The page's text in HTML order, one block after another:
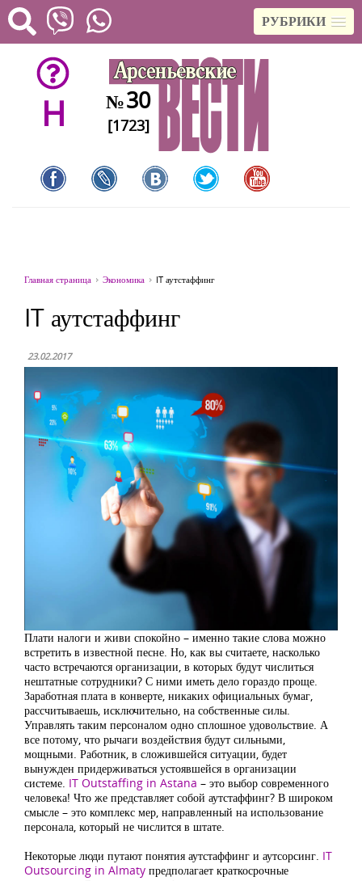
РУБРИКИ
H №30
[1723]
Главная страница Экономика IT аутстаффинг
IT аутстаффинг
23.02.2017
Плати налоги и живи спокойно – именно такие слова можно
встретить в известной песне. Но, как вы считаете, насколько
часто встречаются организации, в которых будут числиться
нештатные сотрудники? С ними иметь дело гораздо проще.
Заработная плата в конверте, никаких официальных бумаг,
рассчитываешь, исключительно, на собственные силы.
Управлять таким персоналом одно сплошное удовольствие. А
все потому, что рычаги воздействия будут сильными,
мощными. Работник, в сложившейся ситуации, будет
вынужден придерживаться устоявшейся в организации
системе. IT Outstaffing in Astana – это выбор современного
человека! Что же представляет собой аутстаффинг? В широком
смысле – это комплекс мер, направленный на использование
персонала, который не числится в штате.
Некоторые люди путают понятия аутстаффинг и аутсорсинг. IT
Outsourcing in Almaty предполагает краткосрочные